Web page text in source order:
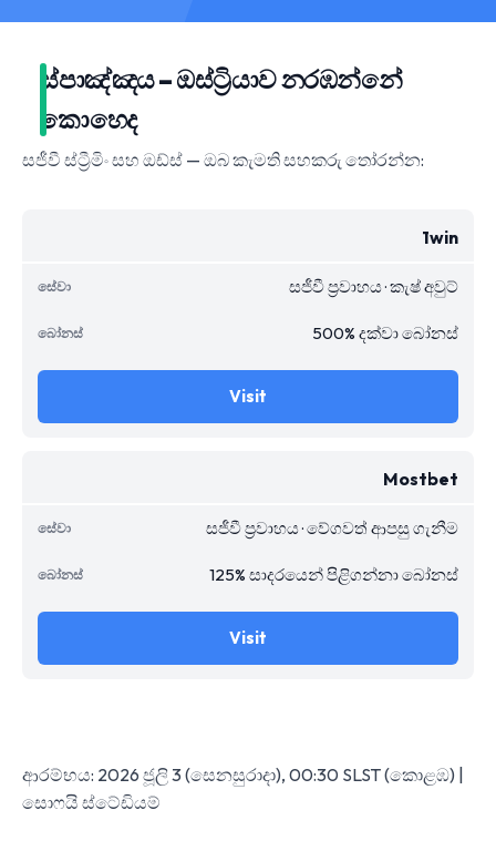
ස්පාඤ්ඤය – ඔස්ට්‍රියාව නරඹන්නේ
කොහෙද
සජීවී ස්ට්‍රීමිං සහ ඔඩ්ස් — ඔබ කැමති සහකරු තෝරන්න:
1win
සජීවී ප්‍රවාහය · කැෂ් අවුට්
500% දක්වා බෝනස්
Visit
Mostbet
සජීවී ප්‍රවාහය · වේගවත් ආපසු ගැනීම
125% සාදරයෙන් පිළිගන්නා බෝනස්
Visit
ආරම්භය: 2026 ජූලි 3 (සෙනසුරාදා), 00:30 SLST (කොළඹ) |
සොෆයි ස්ටේඩියම්